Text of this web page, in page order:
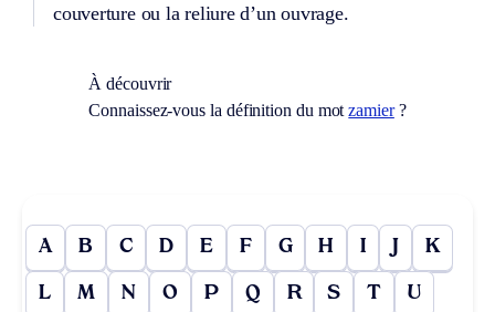
couverture ou la reliure d’un ouvrage.
À découvrir
Connaissez-vous la définition du motzamier?
A B C D E F G H I J K
L M N O P Q R S T U